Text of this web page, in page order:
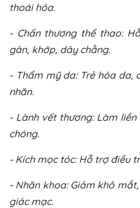
thoái hóa.
- Chấn thương thể thao:
gân, khớp, dây chằng.
- Thẩm mỹ da: Trẻ hóa da,
nhăn.
- Lành vết thương: Làm
chóng.
- Kích mọc tóc: Hỗ trợ điều
- Nhãn khoa: Giảm khô
giác mạc.